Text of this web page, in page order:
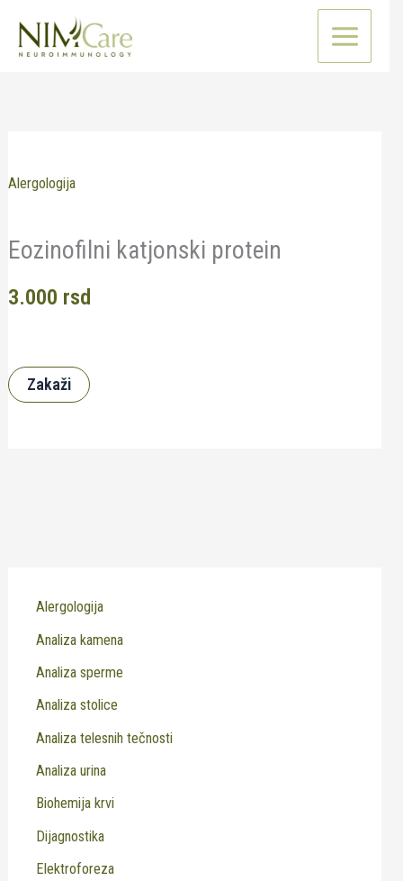
Alergologija
Eozinofilni katjonski protein
3.000 rsd
Zakaži
Alergologija
Analiza kamena
Analiza sperme
Analiza stolice
Analiza telesnih tečnosti
Analiza urina
Biohemija krvi
Dijagnostika
Elektroforeza